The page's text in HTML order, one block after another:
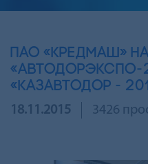
ПАО «КРЕДМАШ»
«АВТОДОРЭКСПО-
«КАЗАВТОДОР -
18.11.2015 3426